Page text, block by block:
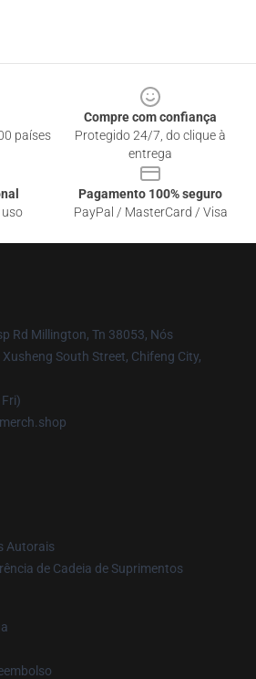
países
Compre com confiança
Protegido 24/7, do clique à
entrega
Pagamento 100% seguro
PayPal / MasterCard / Visa
Rd Millington, Tn 38053, Nós
Xusheng South Street, Chifeng City,
Autorais
de Cadeia de Suprimentos